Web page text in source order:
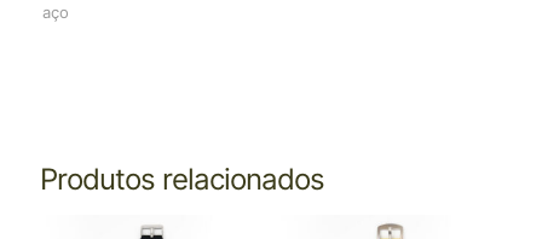
aço
Produtos relacionados